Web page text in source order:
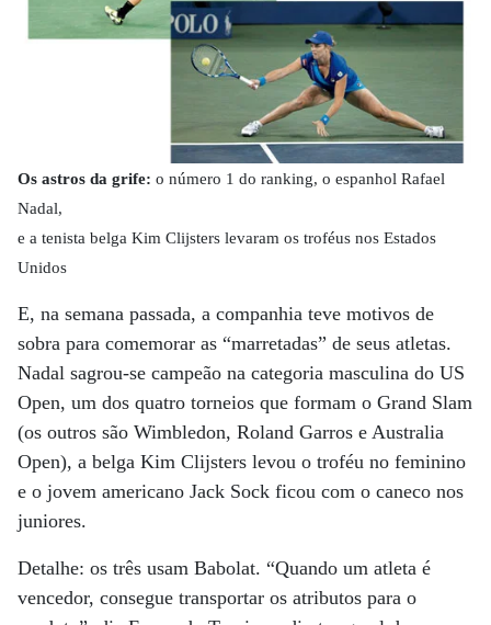
Os astros da grife: o número 1 do ranking, o espanhol Rafael
Nadal,
e a tenista belga Kim Clijsters levaram os troféus nos Estados
Unidos
E, na semana passada, a companhia teve motivos de
sobra para comemorar as “marretadas” de seus atletas.
Nadal sagrou-se campeão na categoria masculina do US
Open, um dos quatro torneios que formam o Grand Slam
(os outros são Wimbledon, Roland Garros e Australia
Open), a belga Kim Clijsters levou o troféu no feminino
e o jovem americano Jack Sock ficou com o caneco nos
juniores.
Detalhe: os três usam Babolat. “Quando um atleta é
vencedor, consegue transportar os atributos para o